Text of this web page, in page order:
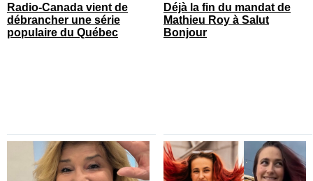
Radio-Canada vient de
débrancher une série
populaire du Québec
Déjà la fin du mandat de
Mathieu Roy à Salut
Bonjour